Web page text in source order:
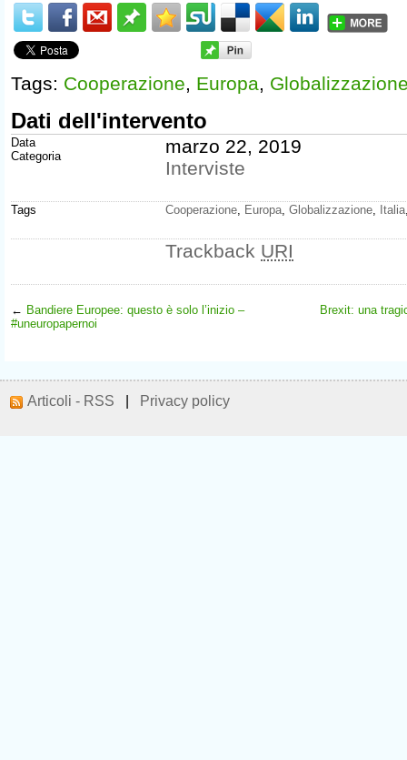
Tags: Cooperazione Europa
Dati dell'intervento
Data
Categoria
marzo 22, 2019
Interviste
Tags Cooperazione Europa Globalizzazione Italia
Trackback URI
← Bandiere Europee: questo è solo l’inizio –
#uneuropapernoi
Brexit: una
Articoli - RSS Privacy policy